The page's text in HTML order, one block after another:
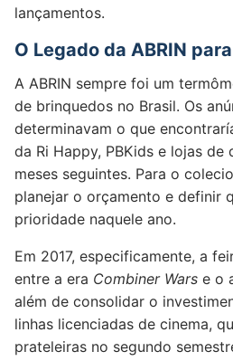
lançamentos.
O Legado da ABRIN
A ABRIN sempre foi um
de brinquedos no Brasil. Os
determinavam o que
da Ri Happy, PBKids e lojas
meses seguintes. Para o
planejar o orçamento e definir
prioridade naquele ano.
Em 2017, especificamente, a
entre a era Combiner Wars e o
além de consolidar o
linhas licenciadas de cinema,
prateleiras no segundo